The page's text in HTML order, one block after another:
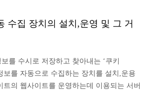
수집 장치의 설치,운영 및 그 거
를 수시로 저장하고 찾아내는 ‘쿠키
보를 자동으로 수집하는 장치를 설치,운용
트의 웹사이트를 운영하는데 이용되는 서버